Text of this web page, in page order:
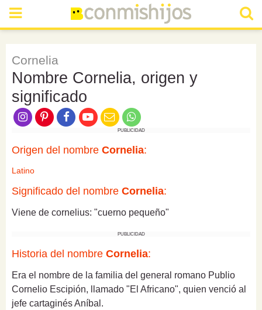
Cornelia
Nombre Cornelia, origen y
significado
PUBLICIDAD
Origen del nombre Cornelia:
Latino
Significado del nombre Cornelia:
Viene de cornelius: "cuerno pequeño"
PUBLICIDAD
Historia del nombre Cornelia:
Era el nombre de la familia del general romano Publio
Cornelio Escipión, llamado "El Africano", quien venció al
jefe cartaginés Aníbal.